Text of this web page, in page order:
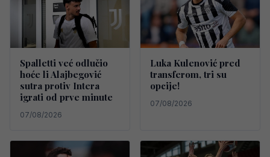
Spalletti već odlučio
hoće li Alajbegović
sutra protiv Intera
igrati od prve minute
07/08/2026
Luka Kulenović pred
transferom, tri su
opcije!
07/08/2026